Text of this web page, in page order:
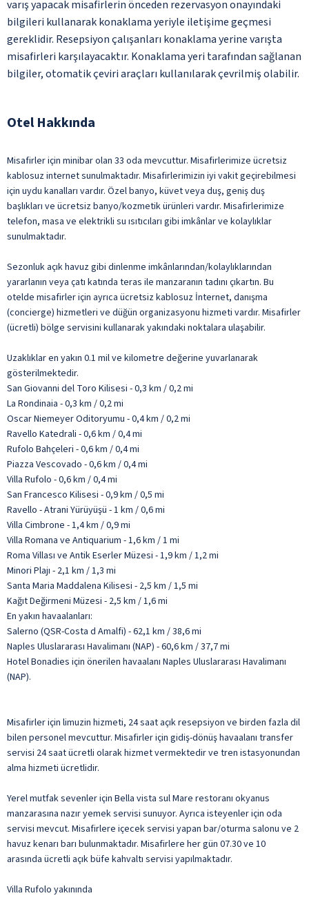
varış yapacak misafirlerin önceden rezervasyon onayındaki
bilgileri kullanarak konaklama yeriyle iletişime geçmesi
gereklidir. Resepsiyon çalışanları konaklama yerine varışta
misafirleri karşılayacaktır. Konaklama yeri tarafından sağlanan
bilgiler, otomatik çeviri araçları kullanılarak çevrilmiş olabilir.
Otel Hakkında
Misafirler için minibar olan 33 oda mevcuttur. Misafirlerimize ücretsiz
kablosuz internet sunulmaktadır. Misafirlerimizin iyi vakit geçirebilmesi
için uydu kanalları vardır. Özel banyo, küvet veya duş, geniş duş
başlıkları ve ücretsiz banyo/kozmetik ürünleri vardır. Misafirlerimize
telefon, masa ve elektrikli su ısıtıcıları gibi imkânlar ve kolaylıklar
sunulmaktadır.
Sezonluk açık havuz gibi dinlenme imkânlarından/kolaylıklarından
yararlanın veya çatı katında teras ile manzaranın tadını çıkartın. Bu
otelde misafirler için ayrıca ücretsiz kablosuz İnternet, danışma
(concierge) hizmetleri ve düğün organizasyonu hizmeti vardır. Misafirler
(ücretli) bölge servisini kullanarak yakındaki noktalara ulaşabilir.
Uzaklıklar en yakın 0.1 mil ve kilometre değerine yuvarlanarak
gösterilmektedir.
San Giovanni del Toro Kilisesi - 0,3 km / 0,2 mi
La Rondinaia - 0,3 km / 0,2 mi
Oscar Niemeyer Oditoryumu - 0,4 km / 0,2 mi
Ravello Katedrali - 0,6 km / 0,4 mi
Rufolo Bahçeleri - 0,6 km / 0,4 mi
Piazza Vescovado - 0,6 km / 0,4 mi
Villa Rufolo - 0,6 km / 0,4 mi
San Francesco Kilisesi - 0,9 km / 0,5 mi
Ravello - Atrani Yürüyüşü - 1 km / 0,6 mi
Villa Cimbrone - 1,4 km / 0,9 mi
Villa Romana ve Antiquarium - 1,6 km / 1 mi
Roma Villası ve Antik Eserler Müzesi - 1,9 km / 1,2 mi
Minori Plajı - 2,1 km / 1,3 mi
Santa Maria Maddalena Kilisesi - 2,5 km / 1,5 mi
Kağıt Değirmeni Müzesi - 2,5 km / 1,6 mi
En yakın havaalanları:
Salerno (QSR-Costa d Amalfi) - 62,1 km / 38,6 mi
Naples Uluslararası Havalimanı (NAP) - 60,6 km / 37,7 mi
Hotel Bonadies için önerilen havaalanı Naples Uluslararası Havalimanı
(NAP).
Misafirler için limuzin hizmeti, 24 saat açık resepsiyon ve birden fazla dil
bilen personel mevcuttur. Misafirler için gidiş-dönüş havaalanı transfer
servisi 24 saat ücretli olarak hizmet vermektedir ve tren istasyonundan
alma hizmeti ücretlidir.
Yerel mutfak sevenler için Bella vista sul Mare restoranı okyanus
manzarasına nazır yemek servisi sunuyor. Ayrıca isteyenler için oda
servisi mevcut. Misafirlere içecek servisi yapan bar/oturma salonu ve 2
havuz kenarı barı bulunmaktadır. Misafirlere her gün 07.30 ve 10
arasında ücretli açık büfe kahvaltı servisi yapılmaktadır.
Villa Rufolo yakınında